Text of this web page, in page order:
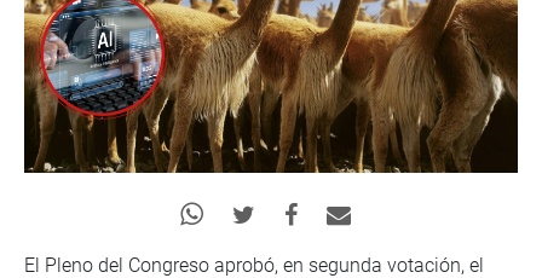
El Pleno del Congreso aprobó, en segunda votación, el